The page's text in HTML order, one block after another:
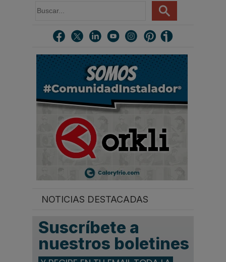
u
r
.
NOTICIAS DESTACADAS
Suscríbete a
nuestros boletines